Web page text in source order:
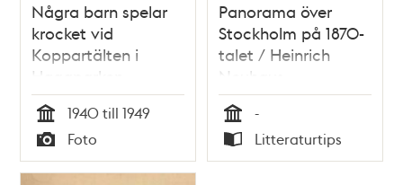
Några barn spelar
krocket vid
Koppartälten i
Hagaparken
Tid
1940 till 1949
Typ
Foto
Panorama över
Stockholm på 1870-
talet / Heinrich
Neuhaus
Tid
-
Typ
Litteraturtips